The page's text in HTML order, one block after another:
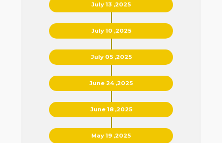
July 13 ,2025
July 10 ,2025
July 05 ,2025
June 24 ,2025
June 18 ,2025
May 19 ,2025